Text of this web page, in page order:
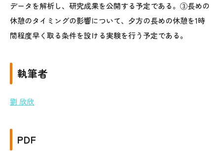
データを解析し、研究成果を公開する予定である。③長めの
休憩のタイミングの影響について、夕方の長めの休憩を1時
間程度早く取る条件を設ける実験を行う予定である。
執筆者
劉 欣欣
PDF